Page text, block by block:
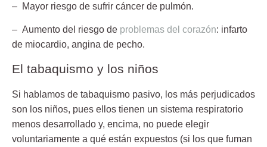
– Mayor riesgo de sufrir cáncer de pulmón.
– Aumento del riesgo de problemas del corazón: infarto
de miocardio, angina de pecho.
El tabaquismo y los niños
Si hablamos de tabaquismo pasivo, los más perjudicados
son los niños, pues ellos tienen un sistema respiratorio
menos desarrollado y, encima, no puede elegir
voluntariamente a qué están expuestos (si los que fuman